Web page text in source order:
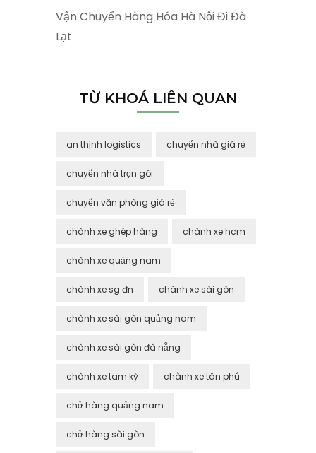
Vận Chuyển Hàng Hóa Hà Nội Đi Đà
Lạt
TỪ KHOÁ LIÊN QUAN
an thịnh logistics chuyển nhà giá rẻ
chuyển nhà trọn gói
chuyển văn phòng giá rẻ
chành xe ghép hàng chành xe hcm
chành xe quảng nam
chành xe sg đn chành xe sài gòn
chành xe sài gòn quảng nam
chành xe sài gòn đà nẵng
chành xe tam kỳ chành xe tân phú
chở hàng quảng nam
chở hàng sài gòn